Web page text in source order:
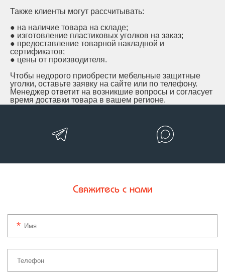
Также клиенты могут рассчитывать:
● на наличие товара на складе;
● изготовление пластиковых уголков на заказ;
● предоставление товарной накладной и
сертификатов;
● цены от производителя.
Чтобы недорого приобрести мебельные защитные
уголки, оставьте заявку на сайте или по телефону.
Менеджер ответит на возникшие вопросы и согласует
время доставки товара в вашем регионе.
Свяжитесь с нами